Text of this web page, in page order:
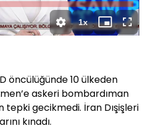
Süre
1xOynatma
Hızı
Mini
oynatıcı
Tam
Ekran
öncülüğünde 10 ülkeden
askeri bombardıman
tepki gecikmedi. İran Dışişleri
kınadı.